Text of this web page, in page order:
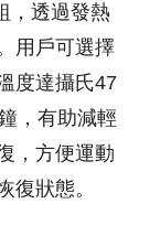
，透過發熱
用戶可選擇
度達攝氏47
，有助減輕
，方便運動
復狀態。